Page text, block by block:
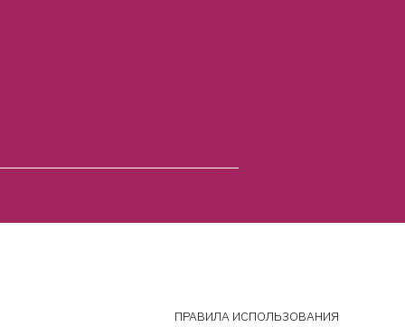
ПРАВИЛА ИСПОЛЬЗОВАНИЯ